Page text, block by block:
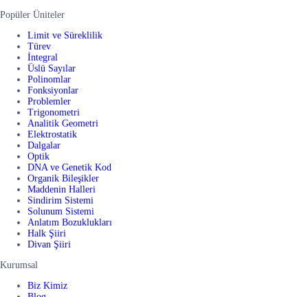
Popüler Üniteler
Limit ve Süreklilik
Türev
İntegral
Üslü Sayılar
Polinomlar
Fonksiyonlar
Problemler
Trigonometri
Analitik Geometri
Elektrostatik
Dalgalar
Optik
DNA ve Genetik Kod
Organik Bileşikler
Maddenin Halleri
Sindirim Sistemi
Solunum Sistemi
Anlatım Bozuklukları
Halk Şiiri
Divan Şiiri
Kurumsal
Biz Kimiz